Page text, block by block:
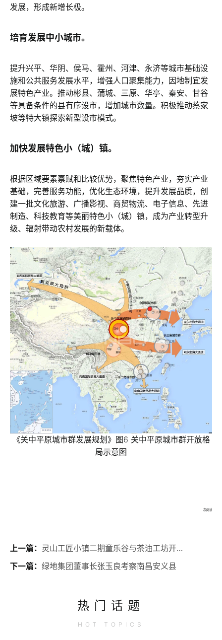
发展，形成新增长极。
培育发展中小城市。
提升兴平、华阴、侯马、霍州、河津、永济等城市基础设
施和公共服务发展水平，增强人口聚集能力，因地制宜发
展特色产业。推动彬县、蒲城、三原、华亭、秦安、甘谷
等具备条件的县有序设市，增加城市数量。积极推动蔡家
坡等特大镇探索新型设市模式。
加快发展特色小（城）镇。
根据区域要素禀赋和比较优势，聚焦特色产业，夯实产业
基础，完善服务功能，优化生态环境，提升发展品质，创
建一批文化旅游、广播影视、商贸物流、电子信息、先进
制造、科技教育等美丽特色小（城）镇，成为产业转型升
级、辐射带动农村发展的新载体。
《关中平原城市群发展规划》图6 关中平原城市群开放格
局示意图
次阅读
上一篇：
灵山工匠小镇二期童乐谷与茶油工坊开工建设
下一篇： 绿地集团董事长张玉良考察南昌安义县
热门话题
HOT TOPICS